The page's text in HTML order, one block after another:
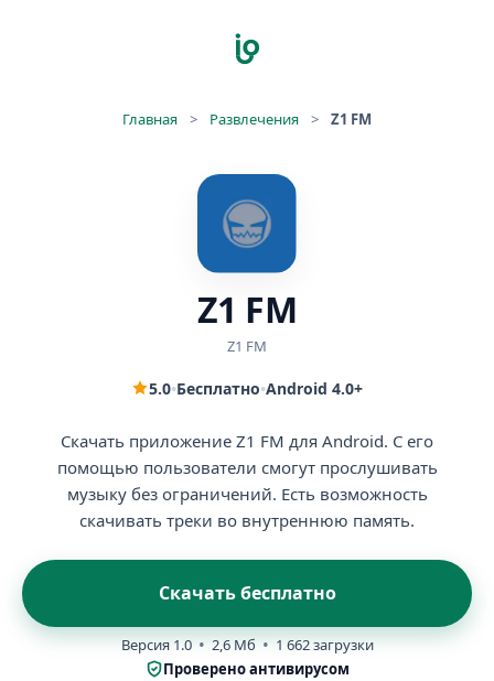
Главная > Развлечения > Z1 FM
Z1 FM
Z1 FM
5.0•Бесплатно•Android 4.0+
Скачать приложение Z1 FM для Android. С его
помощью пользователи смогут прослушивать
музыку без ограничений. Есть возможность
скачивать треки во внутреннюю память.
Скачать бесплатно
Версия 1.0 2,6 Мб
1 662 загрузки
Проверено антивирусом